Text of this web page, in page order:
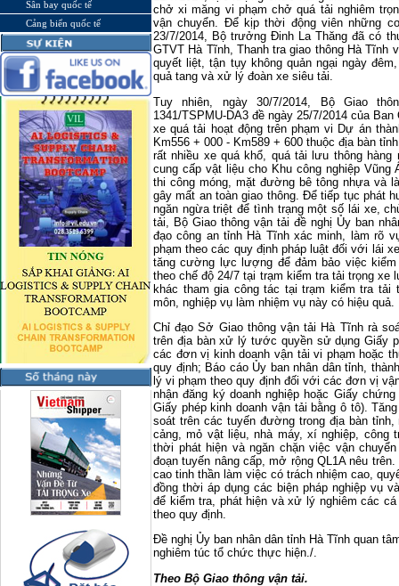
Sân bay quốc tế
Cảng biển quốc tế
chở xi măng vi phạm chở quá tải nghiêm
vận chuyển. Để kịp thời động viên những
23/7/2014, Bộ trưởng Đinh La Thăng đã có
GTVT Hà Tĩnh, Thanh tra giao thông Hà Tĩnh
quyết liệt, tận tụy không quản ngại ngày
quả tang và xử lý đoàn xe siêu tải.
Tuy nhiên, ngày 30/7/2014, Bộ Giao
1341/TSPMU-DA3 đề ngày 25/7/2014 của
xe quá tải hoạt động trên phạm vi Dự án
Km556 + 000 - Km589 + 600 thuộc địa bàn
rất nhiều xe quá khổ, quá tải lưu thông
cung cấp vật liệu cho Khu công nghiệp
thi công móng, mặt đường bê tông nhựa và
gây mất an toàn giao thông. Để tiếp tục phát
ngăn ngừa triệt để tình trạng một số lái xe,
tải, Bộ Giao thông vận tải đề nghị Ủy ban
đạo công an tỉnh Hà Tĩnh xác minh, làm rõ
phạm theo các quy định pháp luật đối với lái
tăng cường lực lượng để đảm bảo việc
theo chế độ 24/7 tại trạm kiểm tra tải trọng
khác tham gia công tác tại trạm kiểm tra tải
môn, nghiệp vụ làm nhiệm vụ này có hiệu quả.
Chỉ đạo Sở Giao thông vận tải Hà Tĩnh rà
trên địa bàn xử lý tước quyền sử dụng Giấy
các đơn vị kinh doanh vận tải vi phạm hoặc
quy định; Báo cáo Ủy ban nhân dân tỉnh,
lý vi phạm theo quy định đối với các đơn vị
nhận đăng ký doanh nghiệp hoặc Giấy
Giấy phép kinh doanh vận tải bằng ô tô).
soát trên các tuyến đường trong địa bàn
cảng, mỏ vật liệu, nhà máy, xí nghiệp, công
thời phát hiện và ngăn chặn việc vận
đoạn tuyến nâng cấp, mở rộng QL1A nêu
cao tinh thần làm việc có trách nhiệm cao,
đồng thời áp dụng các biện pháp nghiệp vụ
để kiểm tra, phát hiện và xử lý nghiêm các
theo quy định.
Đề nghị Ủy ban nhân dân tỉnh Hà Tĩnh quan
nghiêm túc tổ chức thực hiện./.
Theo Bộ Giao thông vận tải.